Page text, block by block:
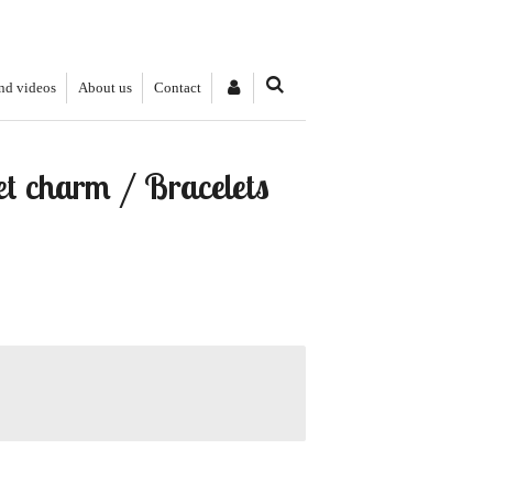
videos About us Contact
charm / Bracelets